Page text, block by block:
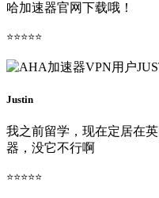
哈加速器官网下载哦！
⭐⭐⭐⭐⭐
Justin
我之前留学，现在定居在
器，没它不行啊
⭐⭐⭐⭐⭐